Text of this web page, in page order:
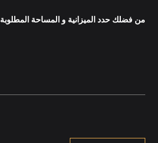
من فضلك حدد الميزانية و المساحة المطلوبة